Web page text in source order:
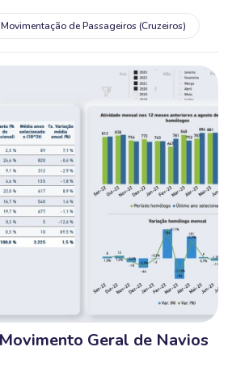
Movimentação de Passageiros (Cruzeiros)
Geral de Navios